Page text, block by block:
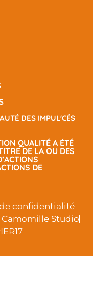
DES IMPUL'CÉS
QUALITÉ A ÉTÉ
DE LA OU DES
DE
confidentialité
Studio